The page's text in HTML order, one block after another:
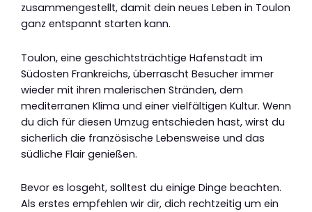
zusammengestellt, damit dein neues Leben in Toulon
ganz entspannt starten kann.
Toulon, eine geschichtsträchtige Hafenstadt im
Südosten Frankreichs, überrascht Besucher immer
wieder mit ihren malerischen Stränden, dem
mediterranen Klima und einer vielfältigen Kultur. Wenn
du dich für diesen Umzug entschieden hast, wirst du
sicherlich die französische Lebensweise und das
südliche Flair genießen.
Bevor es losgeht, solltest du einige Dinge beachten.
Als erstes empfehlen wir dir, dich rechtzeitig um ein